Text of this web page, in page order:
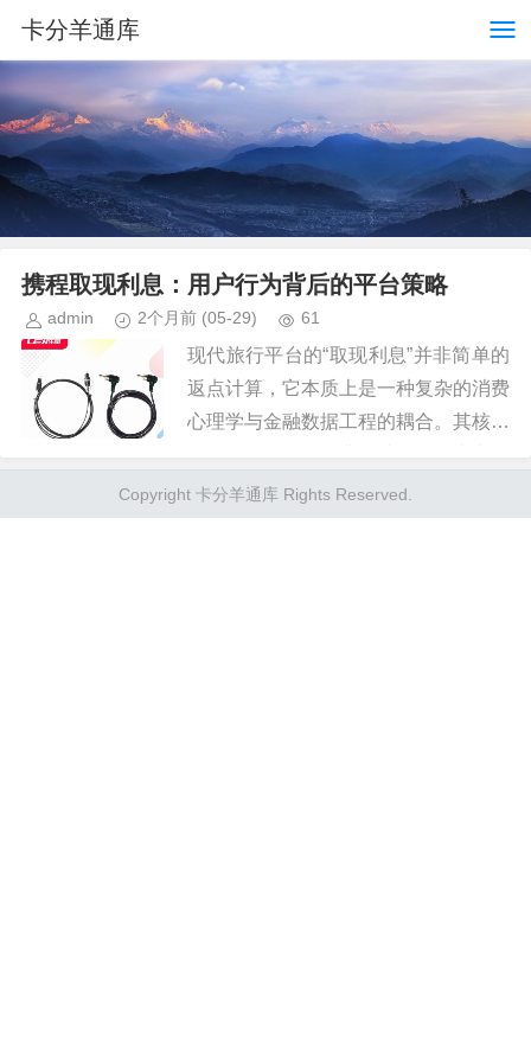
卡分羊通库
携程取现利息：用户行为背后的平台策略
admin 2个月前 (05-29) 61
现代旅行平台的“取现利息”并非简单的
返点计算，它本质上是一种复杂的消费
心理学与金融数据工程的耦合。其核心
转化为一个可累积、可回馈的长期用户
生命周期价值（LTV）。平台...
Copyright 卡分羊通库 Rights Reserved.